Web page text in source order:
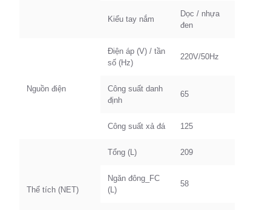
Kiểu tay nắm
Dọc / nhựa
đen
Nguồn điện
Điện áp (V) / tần
số (Hz)
220V/50Hz
Công suất danh
định
65
Công suất xả đá 125
Thể tích (NET)
Tổng (L) 209
Ngăn đông_FC
(L)
58